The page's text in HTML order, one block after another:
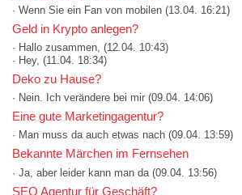
· Wenn Sie ein Fan von mobilen (13.04. 16:21)
Geld in Krypto anlegen?
· Hallo zusammen, (12.04. 10:43)
· Hey, (11.04. 18:34)
Deko zu Hause?
· Nein. Ich verändere bei mir (09.04. 14:06)
Eine gute Marketingagentur?
· Man muss da auch etwas nach (09.04. 13:59)
Bekannte Märchen im Fernsehen
· Ja, aber leider kann man da (09.04. 13:56)
SEO Agentur für Geschäft?